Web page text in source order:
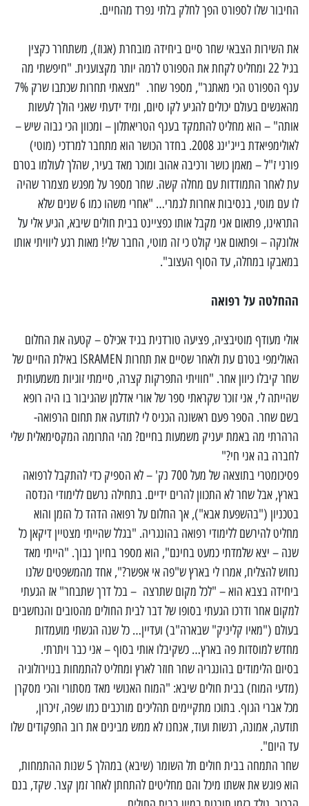
החיבור שלו לספורט הפך לחלק בלתי נפרד מהחיים.
את השירות הצבאי שחר סיים ביחידה מובחרת (אגוז), משתחרר כקצין
בגיל 22 ומחליט לקחת את הספורט לרמה יותר מקצוענית. "חיפשתי מה
ענף הספורט הכי מאתגר", מספר שחר. "מצאתי תחרות שכתבו שרק 7%
מהאנשים בעולם יכולים להגיע לקו סיום, ומיד ידעתי שאני הולך לעשות
אותה" – הוא מחליט להתמקד בענף הטריאתלון – ומכוון הכי גבוה שיש –
לאולימפיאדת בייג'ינג 2008. בחדר הכושר הוא מתחבר למרדכי (מוטי)
פורני ז"ל – מאמן כושר ורכיבה אהוב ומוכר מאד בעיר, שהלך לעולמו בטרם
עת לאחר התמודדות עם מחלה קשה. שחר מספר על מפגש מצמרר שהיה
לו עם מוטי, בנסיבות אחרות לגמרי… "אחרי משהו כמו 6 שנים שלא
התראינו, פתאום אני מקבל אותו כפציינט בבית חולים שיבא, הגיע אלי על
אלונקה – ופתאום אני קולט כי זה מוטי, החבר שלי! מאות רגע ליוויתי אותו
במאבקו במחלה, עד הסוף העצוב".
ההחלטה על רפואה
אולי מעודף מוטיבציה, פציעה טורדנית בגיד אכילס – קטעה את החלום
האולימפי בטרם עת ולאחר שסיים את תחרות ISRAMEN באילת החיים של
שחר קיבלו כיוון אחר. "חוויתי התפרקות קצרה, סיימתי זוגיות משמעותית
שהייתה לי, אני זוכר שקראתי ספר של אורי אדלמן שהגיבור בו היה רופא
בשם שחר. הספר פעם ראשונה הכניס לי לתודעה את תחום הרפואה-
הרהרתי מה באמת יעניק משמעות בחיים? מהי התרומה המקסימאלית שלי
לחברה בה אני חי?"
פסיכומטרי בתוצאה של מעל 700 נק' – לא הספיק כדי להתקבל לרפואה
בארץ, אבל שחר לא התכוון להרים ידיים. בתחילה נרשם ללימודי הנדסה
בטכניון ("בהשפעת אבא"), אך החלום על רפואה הדהד כל הזמן והוא
מחליט להירשם ללימודי רפואה בהונגריה. "בגלל שהייתי מצטיין דיקאן כל
שנה – יצא שלמדתי כמעט בחינם", הוא מספר בחיוך נבוך. "הייתי מאד
נחוש להצליח, אמרו לי בארץ ש"פה אי אפשר?", אחד מהמשפטים שלנו
ביחידה בצבא הוא – "לכל מקום שתרצה – בכל דרך שתבחר" אז הגעתי
למקום אחר ודרכו הגעתי בסופו של דבר לבית החולים מהטובים והנחשבים
בעולם ("מאיו קליניק" שבארה"ב) ועדיין… כל שנה הגשתי מועמדות
מחדש למוסדות פה בארץ… כשקיבלו אותי בסוף – אני כבר ויתרתי.
בסיום הלימודים בהונגריה שחר חוזר לארץ ומחליט להתמחות בנוירולוגיה
(מדעי המוח) בבית חולים שיבא: "המוח האנושי מאד מסתורי והכי מסקרן
מכל אברי הגוף. בתוכו מתקיימים תהליכים מורכבים כמו שפה, זיכרון,
תודעה, אמונה, רגשות ועוד, אנחנו לא ממש מבינים את רוב התפקודים שלו
עד היום".
שחר התמחה בבית חולים תל השומר (שיבא) במהלך 5 שנות ההתמחות,
הוא פוגש את אשתו מיכל והם מחליטים להתחתן לאחר זמן קצר. שקד, בנם